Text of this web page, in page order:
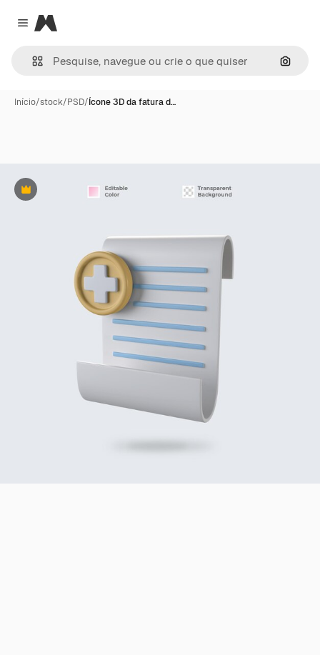
Close menu
Magnific
Início/stock/PSD/Ícone 3D da fatura d…
Premium